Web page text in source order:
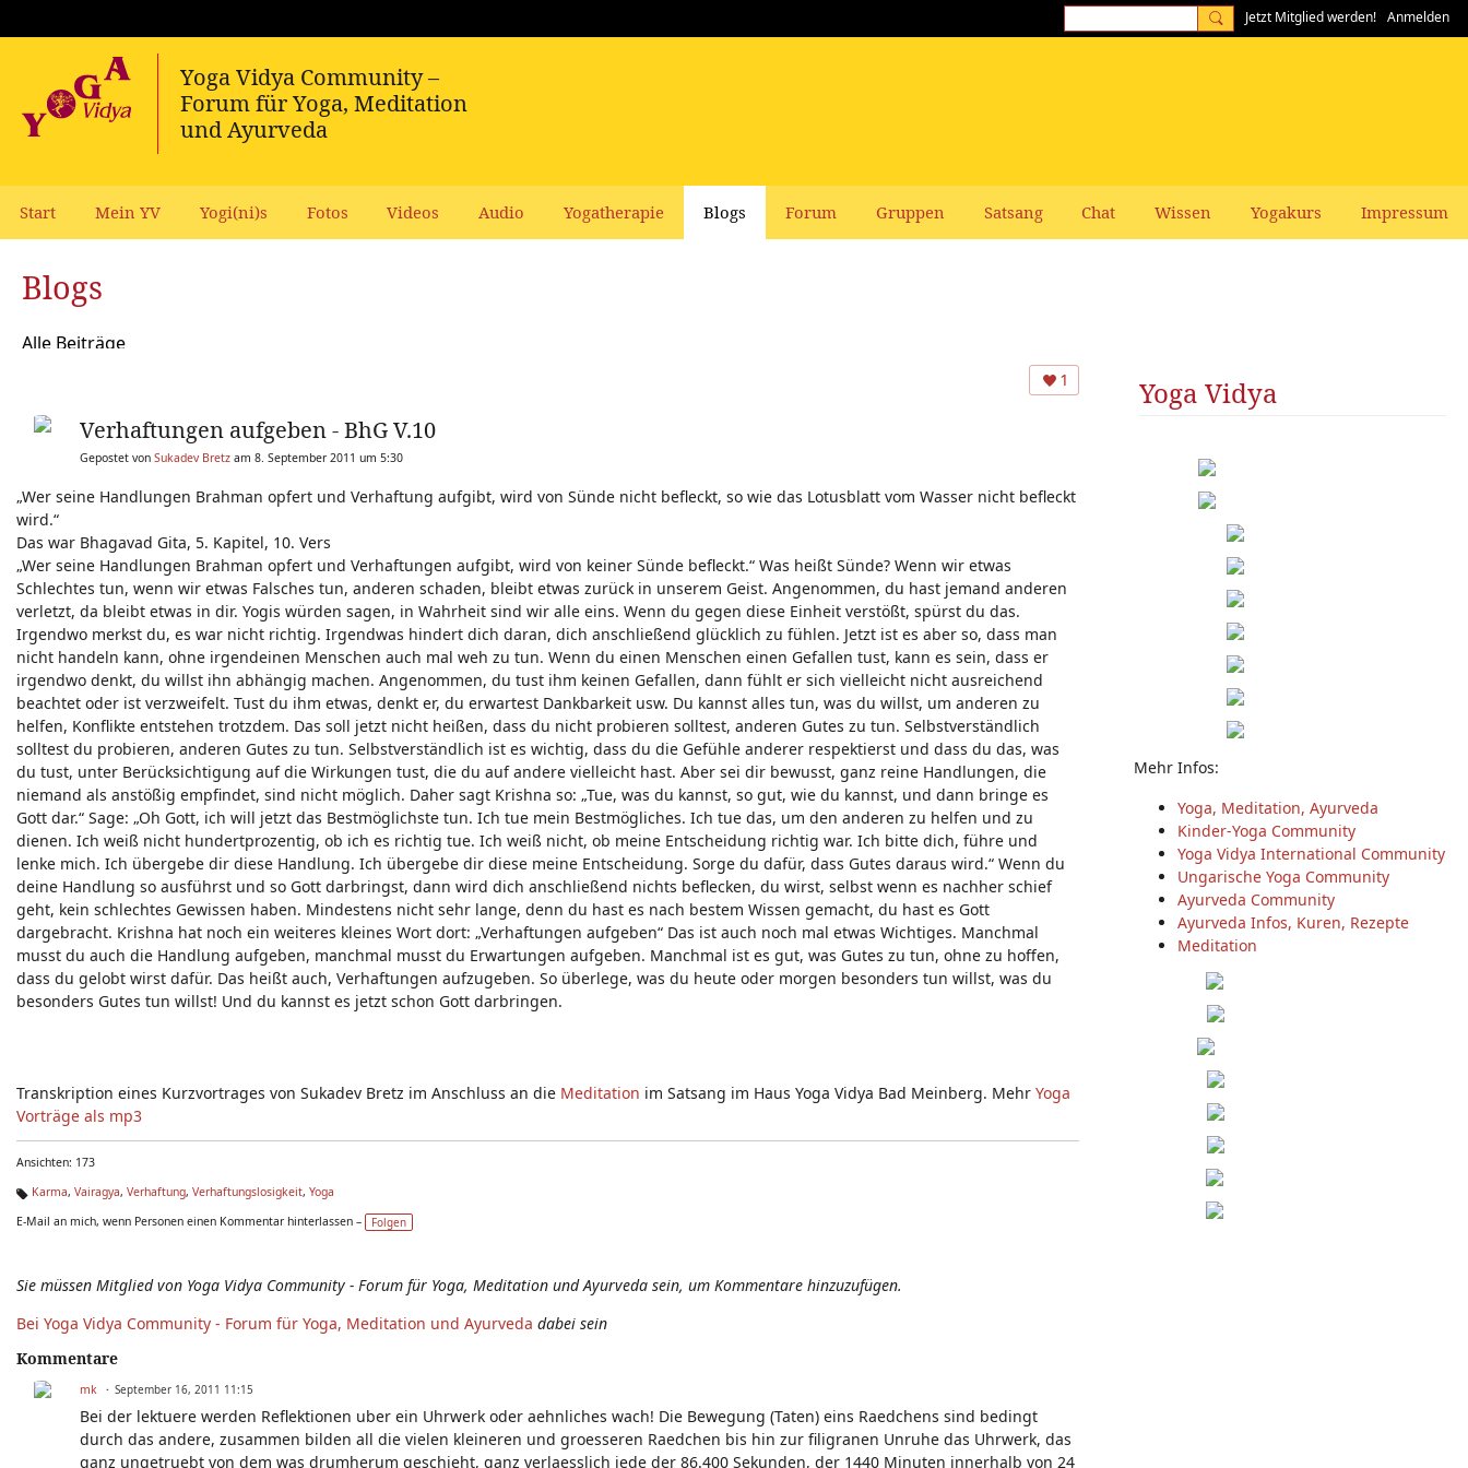
Jetzt Mitglied werden! Anmelden
Start Mein YV Yogi(ni)s Fotos Videos Audio Yogatherapie Blogs Forum Gruppen Satsang Chat Wissen Yogakurs Impressum
Blogs
Alle Beiträge
1
Verhaftungen aufgeben - BhG V.10
Gepostet von Sukadev Bretz am 8. September 2011 um 5:30
„Wer seine Handlungen Brahman opfert und Verhaftung aufgibt, wird von Sünde nicht befleckt, so wie das Lotusblatt vom Wasser nicht befleckt
wird.“
Das war Bhagavad Gita, 5. Kapitel, 10. Vers
„Wer seine Handlungen Brahman opfert und Verhaftungen aufgibt, wird von keiner Sünde befleckt.“ Was heißt Sünde? Wenn wir etwas
Schlechtes tun, wenn wir etwas Falsches tun, anderen schaden, bleibt etwas zurück in unserem Geist. Angenommen, du hast jemand anderen
verletzt, da bleibt etwas in dir. Yogis würden sagen, in Wahrheit sind wir alle eins. Wenn du gegen diese Einheit verstößt, spürst du das.
Irgendwo merkst du, es war nicht richtig. Irgendwas hindert dich daran, dich anschließend glücklich zu fühlen. Jetzt ist es aber so, dass man
nicht handeln kann, ohne irgendeinen Menschen auch mal weh zu tun. Wenn du einen Menschen einen Gefallen tust, kann es sein, dass er
irgendwo denkt, du willst ihn abhängig machen. Angenommen, du tust ihm keinen Gefallen, dann fühlt er sich vielleicht nicht ausreichend
beachtet oder ist verzweifelt. Tust du ihm etwas, denkt er, du erwartest Dankbarkeit usw. Du kannst alles tun, was du willst, um anderen zu
helfen, Konflikte entstehen trotzdem. Das soll jetzt nicht heißen, dass du nicht probieren solltest, anderen Gutes zu tun. Selbstverständlich
solltest du probieren, anderen Gutes zu tun. Selbstverständlich ist es wichtig, dass du die Gefühle anderer respektierst und dass du das, was
du tust, unter Berücksichtigung auf die Wirkungen tust, die du auf andere vielleicht hast. Aber sei dir bewusst, ganz reine Handlungen, die
niemand als anstößig empfindet, sind nicht möglich. Daher sagt Krishna so: „Tue, was du kannst, so gut, wie du kannst, und dann bringe es
Gott dar.“ Sage: „Oh Gott, ich will jetzt das Bestmöglichste tun. Ich tue mein Bestmögliches. Ich tue das, um den anderen zu helfen und zu
dienen. Ich weiß nicht hundertprozentig, ob ich es richtig tue. Ich weiß nicht, ob meine Entscheidung richtig war. Ich bitte dich, führe und
lenke mich. Ich übergebe dir diese Handlung. Ich übergebe dir diese meine Entscheidung. Sorge du dafür, dass Gutes daraus wird.“ Wenn du
deine Handlung so ausführst und so Gott darbringst, dann wird dich anschließend nichts beflecken, du wirst, selbst wenn es nachher schief
geht, kein schlechtes Gewissen haben. Mindestens nicht sehr lange, denn du hast es nach bestem Wissen gemacht, du hast es Gott
dargebracht. Krishna hat noch ein weiteres kleines Wort dort: „Verhaftungen aufgeben“ Das ist auch noch mal etwas Wichtiges. Manchmal
musst du auch die Handlung aufgeben, manchmal musst du Erwartungen aufgeben. Manchmal ist es gut, was Gutes zu tun, ohne zu hoffen,
dass du gelobt wirst dafür. Das heißt auch, Verhaftungen aufzugeben. So überlege, was du heute oder morgen besonders tun willst, was du
besonders Gutes tun willst! Und du kannst es jetzt schon Gott darbringen.
Transkription eines Kurzvortrages von Sukadev Bretz im Anschluss an die Meditation im Satsang im Haus Yoga Vidya Bad Meinberg. Mehr Yoga
Vorträge als mp3
Ansichten: 173
g
Karma, Vairagya, Verhaftung, Verhaftungslosigkeit, Yoga
E-Mail an mich, wenn Personen einen Kommentar hinterlassen –
Folgen
Sie müssen Mitglied von Yoga Vidya Community - Forum für Yoga, Meditation und Ayurveda sein, um Kommentare hinzuzufügen.
Bei Yoga Vidya Community - Forum für Yoga, Meditation und Ayurveda dabei sein
Kommentare
mk September 16, 2011 11:15
Bei der lektuere werden Reflektionen uber ein Uhrwerk oder aehnliches wach! Die Bewegung (Taten) eins Raedchens sind bedingt
durch das andere, zusammen bilden all die vielen kleineren und groesseren Raedchen bis hin zur filigranen Unruhe das Uhrwerk, das
ganz ungetruebt von dem was drumherum geschieht, ganz verlaesslich jede der 86.400 Sekunden, der 1440 Minuten innerhalb von 24
Yoga Vidya
Mehr Infos:
Yoga, Meditation, Ayurveda
Kinder-Yoga Community
Yoga Vidya International Community
Ungarische Yoga Community
Ayurveda Community
Ayurveda Infos, Kuren, Rezepte
Meditation